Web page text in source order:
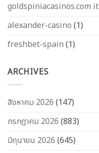
goldspiniacasinos.com it
alexander-casino (1)
freshbet-spain (1)
ARCHIVES
สิงหาคม 2026 (147)
กรกฎาคม 2026 (883)
มิถุนายน 2026 (645)